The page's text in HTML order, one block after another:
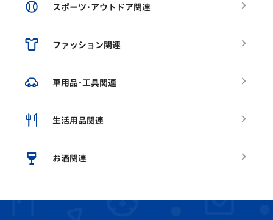
スポーツ･アウトドア関連
ファッション関連
車用品･工具関連
生活用品関連
お酒関連